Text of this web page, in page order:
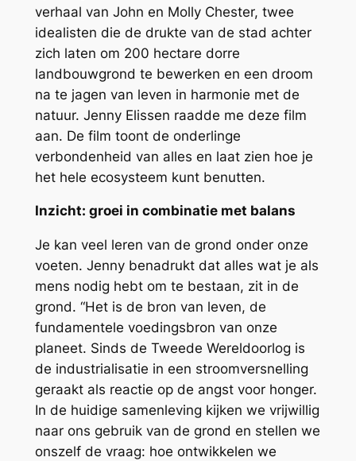
verhaal van John en Molly Chester, twee
idealisten die de drukte van de stad achter
zich laten om 200 hectare dorre
landbouwgrond te bewerken en een droom
na te jagen van leven in harmonie met de
natuur. Jenny Elissen raadde me deze film
aan. De film toont de onderlinge
verbondenheid van alles en laat zien hoe je
het hele ecosysteem kunt benutten.
Inzicht: groei in combinatie met balans
Je kan veel leren van de grond onder onze
voeten. Jenny benadrukt dat alles wat je als
mens nodig hebt om te bestaan, zit in de
grond. “Het is de bron van leven, de
fundamentele voedingsbron van onze
planeet. Sinds de Tweede Wereldoorlog is
de industrialisatie in een stroomversnelling
geraakt als reactie op de angst voor honger.
In de huidige samenleving kijken we vrijwillig
naar ons gebruik van de grond en stellen we
onszelf de vraag: hoe ontwikkelen we